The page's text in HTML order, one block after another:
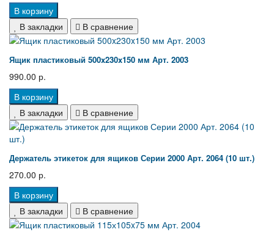
В корзину
В закладки
В сравнение
Ящик пластиковый 500x230x150 мм Арт. 2003
990.00 р.
В корзину
В закладки
В сравнение
Держатель этикеток для ящиков Серии 2000 Арт. 2064 (10 шт.)
270.00 р.
В корзину
В закладки
В сравнение